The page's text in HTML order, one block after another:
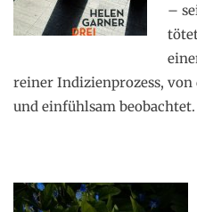
–
reiner Indizienprozess,
und einfühlsam beobachtet.